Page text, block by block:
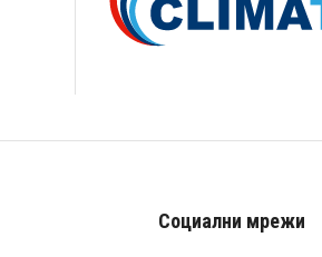
Социални мрежи